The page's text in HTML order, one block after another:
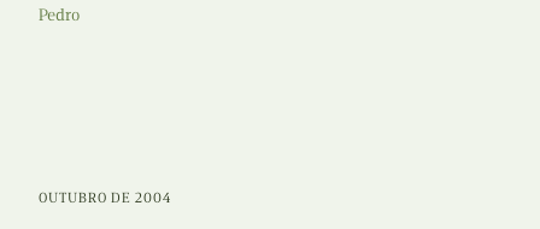
Pedro
OUTUBRO DE 2004